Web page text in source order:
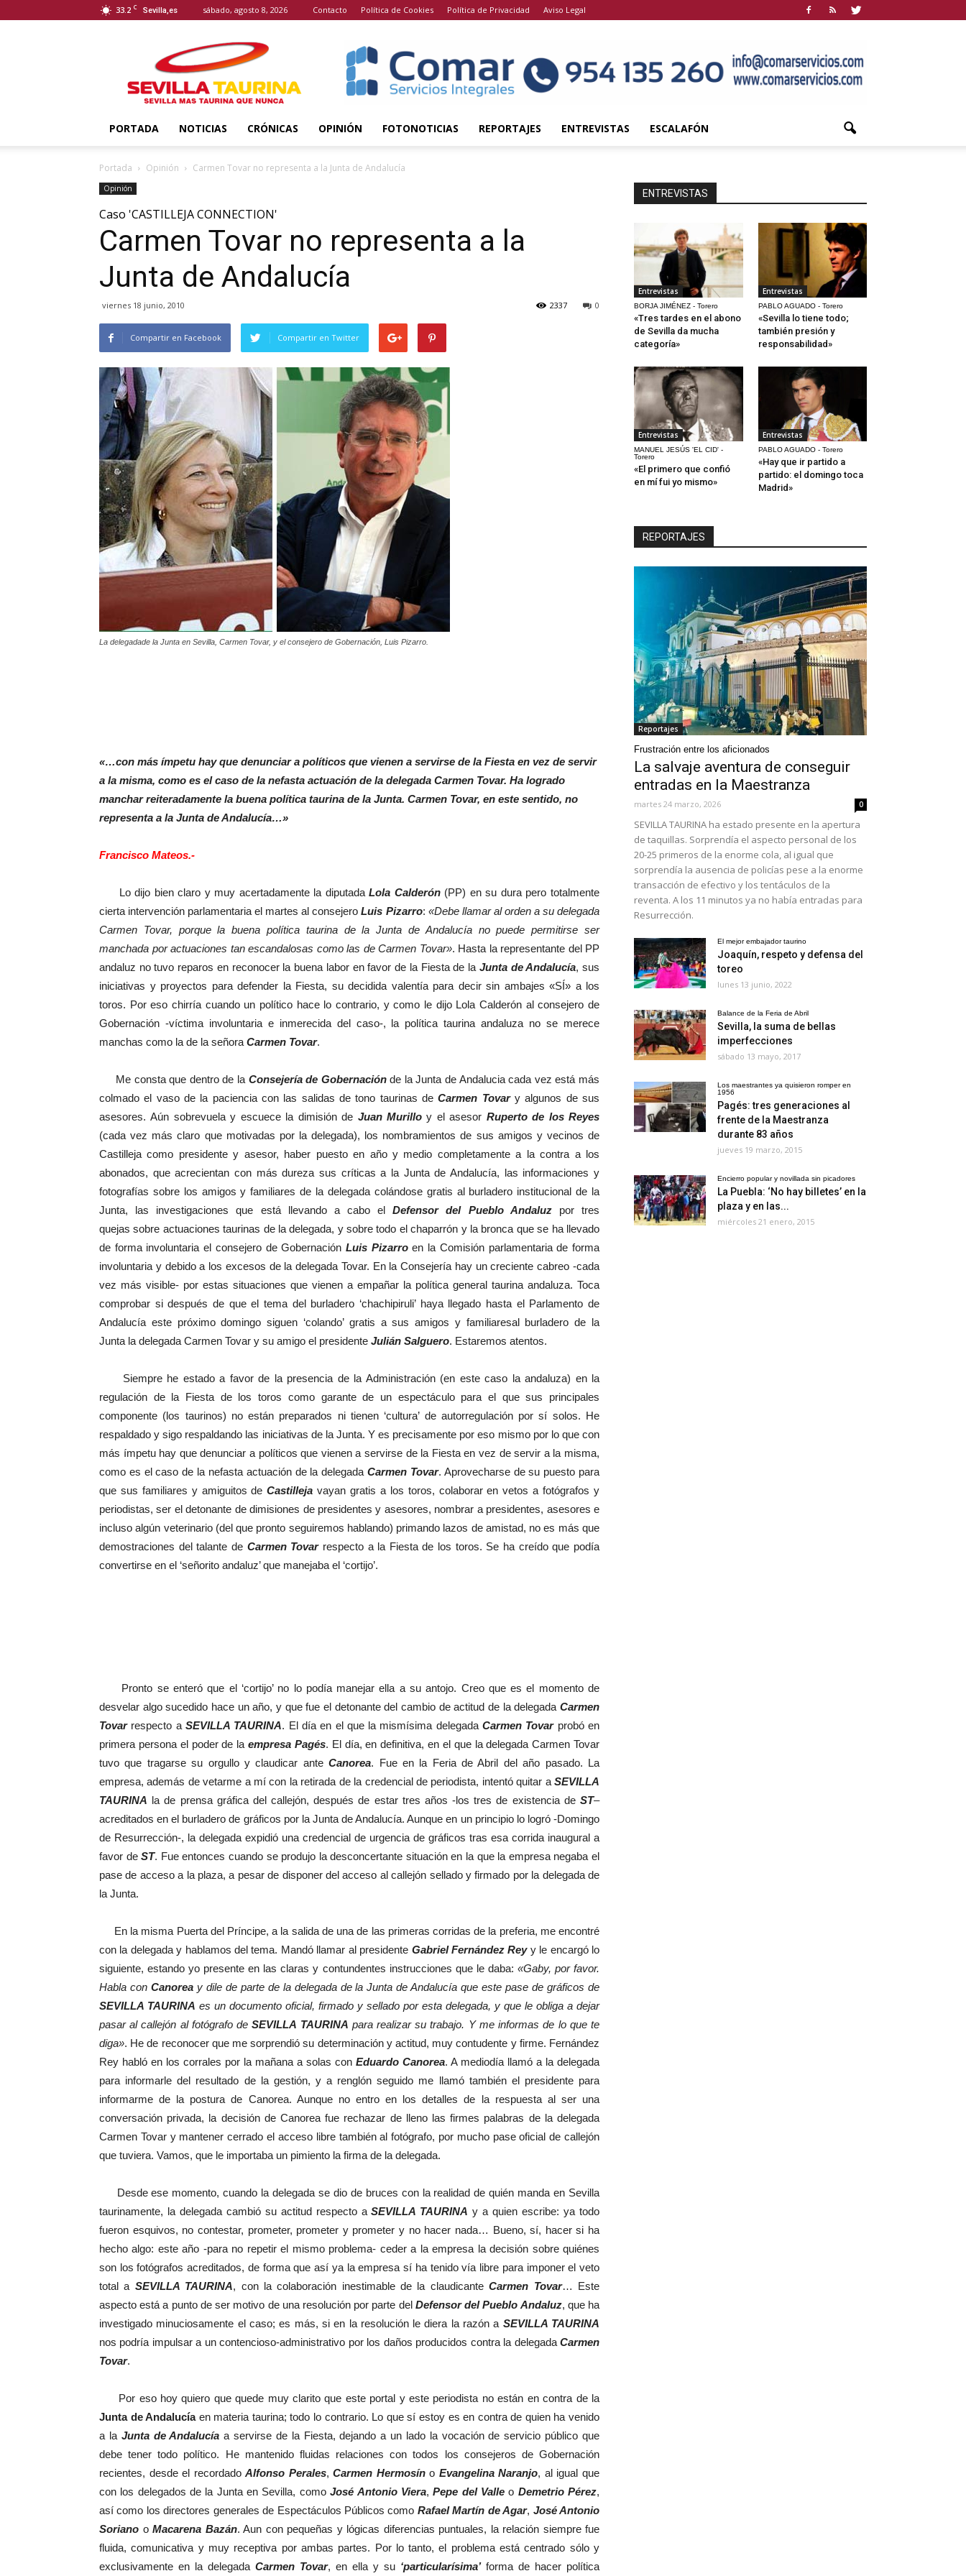
33.2 C Sevilla,es sábado, agosto 8, 2026 Contacto Política de Cookies Política de Privacidad Aviso Legal
Taurina
PORTADA NOTICIAS CRÓNICAS OPINIÓN FOTONOTICIAS REPORTAJES ENTREVISTAS ESCALAFÓN
Portada Opinión Carmen Tovar no representa a la Junta de Andalucía
Opinión
Caso 'CASTILLEJA CONNECTION'
Carmen Tovar no representa a la
Junta de Andalucía
viernes 18 junio, 2010 0
2337
Compartir en Facebook Compartir en Twitter
La delegadade la Junta en Sevilla, Carmen Tovar, y el consejero de Gobernación, Luis Pizarro.
«…con más ímpetu hay que denunciar a políticos que vienen a servirse de la Fiesta en vez de servir
a la misma, como es el caso de la nefasta actuación de la delegada Carmen Tovar. Ha logrado
manchar reiteradamente la buena política taurina de la Junta. Carmen Tovar, en este sentido, no
representa a la Junta de Andalucía…»
Francisco Mateos.-
Lo dijo bien claro y muy acertadamente la diputadaLola Calderón(PP) en su dura pero totalmente
cierta intervención parlamentaria el martes al consejeroLuis Pizarro: «Debe llamar al orden a su delegada
Carmen Tovar, porque la buena política taurina de la Junta de Andalucía no puede permitirse ser
manchada por actuaciones tan escandalosas como las de Carmen Tovar». Hasta la representante del PP
andaluz no tuvo reparos en reconocer la buena labor en favor de la Fiesta de la Junta de Andalucía, sus
iniciativas y proyectos para defender la Fiesta, su decidida valentía para decir sin ambajes «SÍ» a los
toros. Por eso chirría cuando un político hace lo contrario, y como le dijo Lola Calderón al consejero de
Gobernación -víctima involuntaria e inmerecida del caso-, la política taurina andaluza no se merece
manchas como la de la señora Carmen Tovar.
Me consta que dentro de la Consejería de Gobernaciónde la Junta de Andalucia cada vez está más
colmado el vaso de la paciencia con las salidas de tono taurinas deCarmen Tovary algunos de sus
asesores. Aún sobrevuela y escuece la dimisión de Juan Murilloy el asesor Ruperto de los Reyes
(cada vez más claro que motivadas por la delegada), los nombramientos de sus amigos y vecinos de
Castilleja como presidente y asesor, haber puesto en año y medio completamente a la contra a los
abonados, que acrecientan con más dureza sus críticas a la Junta de Andalucía, las informaciones y
fotografías sobre los amigos y familiares de la delegada colándose gratis al burladero institucional de la
Junta, las investigaciones que está llevando a cabo elDefensor del Pueblo Andaluzpor tres
quejas sobre actuaciones taurinas de la delegada, y sobre todo el chaparrón y la bronca que se ha llevado
de forma involuntaria el consejero de Gobernación Luis Pizarroen la Comisión parlamentaria de forma
involuntaria y debido a los excesos de la delegada Tovar. En la Consejería hay un creciente cabreo -cada
vez más visible- por estas situaciones que vienen a empañar la política general taurina andaluza. Toca
comprobar si después de que el tema del burladero ‘chachipiruli’ haya llegado hasta el Parlamento de
Andalucía este próximo domingo siguen ‘colando’ gratis a sus amigos y familiaresal burladero de la
Junta la delegada Carmen Tovar y su amigo el presidente Julián Salguero. Estaremos atentos.
Siempre he estado a favor de la presencia de la Administración (en este caso la andaluza) en la
regulación de la Fiesta de los toros como garante de un espectáculo para el que sus principales
componente (los taurinos) no están preparados ni tienen ‘cultura’ de autorregulación por sí solos. He
respaldado y sigo respaldando las iniciativas de la Junta. Y es precisamente por eso mismo por lo que con
más ímpetu hay que denunciar a políticos que vienen a servirse de la Fiesta en vez de servir a la misma,
como es el caso de la nefasta actuación de la delegadaCarmen Tovar. Aprovecharse de su puesto para
que sus familiares y amiguitos deCastilleja vayan gratis a los toros, colaborar en vetos a fotógrafos y
periodistas, ser el detonante de dimisiones de presidentes y asesores, nombrar a presidentes, asesores e
incluso algún veterinario (del que pronto seguiremos hablando) primando lazos de amistad, no es más que
demostraciones del talante de Carmen Tovarrespecto a la Fiesta de los toros. Se ha creído que podía
convertirse en el ‘señorito andaluz’ que manejaba el ‘cortijo’.
Pronto se enteró que el ‘cortijo’ no lo podía manejar ella a su antojo. Creo que es el momento de
desvelar algo sucedido hace un año, y que fue el detonante del cambio de actitud de la delegada Carmen
Tovarrespecto a SEVILLA TAURINA. El día en el que la mismísima delegadaCarmen Tovarprobó en
primera persona el poder de la empresa Pagés. El día, en definitiva, en el que la delegada Carmen Tovar
tuvo que tragarse su orgullo y claudicar anteCanorea. Fue en la Feria de Abril del año pasado. La
empresa, además de vetarme a mí con la retirada de la credencial de periodista, intentó quitar a SEVILLA
TAURINA la de prensa gráfica del callejón, después de estar tres años -los tres de existencia de ST–
acreditados en el burladero de gráficos por la Junta de Andalucía. Aunque en un principio lo logró -Domingo
de Resurrección-, la delegada expidió una credencial de urgencia de gráficos tras esa corrida inaugural a
favor deST. Fue entonces cuando se produjo la desconcertante situación en la que la empresa negaba el
pase de acceso a la plaza, a pesar de disponer del acceso al callejón sellado y firmado por la delegada de
la Junta.
En la misma Puerta del Príncipe, a la salida de una de las primeras corridas de la preferia, me encontré
con la delegada y hablamos del tema. Mandó llamar al presidente Gabriel Fernández Reyy le encargó lo
siguiente, estando yo presente en las claras y contundentes instrucciones que le daba: «Gaby, por favor.
Habla con Canoreay dile de parte de la delegada de la Junta de Andalucía que este pase de gráficos de
SEVILLA TAURINA es un documento oficial, firmado y sellado por esta delegada, y que le obliga a dejar
pasar al callejón al fotógrafo deSEVILLA TAURINA para realizar su trabajo. Y me informas de lo que te
diga». He de reconocer que me sorprendió su determinación y actitud, muy contudente y firme. Fernández
Rey habló en los corrales por la mañana a solas con Eduardo Canorea. A mediodía llamó a la delegada
para informarle del resultado de la gestión, y a renglón seguido me llamó también el presidente para
informarme de la postura de Canorea. Aunque no entro en los detalles de la respuesta al ser una
conversación privada, la decisión de Canorea fue rechazar de lleno las firmes palabras de la delegada
Carmen Tovar y mantener cerrado el acceso libre también al fotógrafo, por mucho pase oficial de callejón
que tuviera. Vamos, que le importaba un pimiento la firma de la delegada.
Desde ese momento, cuando la delegada se dio de bruces con la realidad de quién manda en Sevilla
taurinamente, la delegada cambió su actitud respecto aSEVILLA TAURINA y a quien escribe: ya todo
fueron esquivos, no contestar, prometer, prometer y prometer y no hacer nada… Bueno, sí, hacer si ha
hecho algo: este año -para no repetir el mismo problema- ceder a la empresa la decisión sobre quiénes
son los fotógrafos acreditados, de forma que así ya la empresa sí ha tenido vía libre para imponer el veto
total a SEVILLA TAURINA, con la colaboración inestimable de la claudicanteCarmen Tovar… Este
aspecto está a punto de ser motivo de una resolución por parte del Defensor del Pueblo Andaluz, que ha
investigado minuciosamente el caso; es más, si en la resolución le diera la razón a SEVILLA TAURINA
nos podría impulsar a un contencioso-administrativo por los daños producidos contra la delegada Carmen
Tovar.
Por eso hoy quiero que quede muy clarito que este portal y este periodista no están en contra de la
Junta de Andalucíaen materia taurina; todo lo contrario. Lo que sí estoy es en contra de quien ha venido
a la Junta de Andalucía a servirse de la Fiesta, dejando a un lado la vocación de servicio público que
debe tener todo político. He mantenido fluidas relaciones con todos los consejeros de Gobernación
recientes, desde el recordadoAlfonso Perales,Carmen Hermosíno Evangelina Naranjo, al igual que
con los delegados de la Junta en Sevilla, comoJosé Antonio Viera,Pepe del Valleo Demetrio Pérez,
así como los directores generales de Espectáculos Públicos como Rafael Martín de Agar, José Antonio
Soriano o Macarena Bazán. Aun con pequeñas y lógicas diferencias puntuales, la relación siempre fue
fluida, comunicativa y muy receptiva por ambas partes. Por lo tanto, el problema está centrado sólo y
exclusivamente en la delegada Carmen Tovar, en ella y su ‘particularísima’forma de hacer política
ENTREVISTAS
Entrevistas
BORJA JIMÉNEZ - Torero
«Tres tardes en el abono
de Sevilla da mucha
categoría»
Entrevistas
PABLO AGUADO - Torero
«Sevilla lo tiene todo;
también presión y
responsabilidad»
Entrevistas
MANUEL JESÚS 'EL CID' -
Torero
«El primero que confió
en mí fui yo mismo»
Entrevistas
PABLO AGUADO - Torero
«Hay que ir partido a
partido: el domingo toca
Madrid»
REPORTAJES
Reportajes
Frustración entre los aficionados
La salvaje aventura de conseguir
entradas en la Maestranza
martes 24 marzo, 2026 0
SEVILLA TAURINA ha estado presente en la apertura
de taquillas. Sorprendía el aspecto personal de los
20-25 primeros de la enorme cola, al igual que
sorprendía la ausencia de policías pese a la enorme
transacción de efectivo y los tentáculos de la
reventa. A los 11 minutos ya no había entradas para
Resurrección.
El mejor embajador taurino
Joaquín, respeto y defensa del
toreo
lunes 13 junio, 2022
Balance de la Feria de Abril
Sevilla, la suma de bellas
imperfecciones
sábado 13 mayo, 2017
Los maestrantes ya quisieron romper en
1956
Pagés: tres generaciones al
frente de la Maestranza
durante 83 años
jueves 19 marzo, 2015
Encierro popular y novillada sin picadores
La Puebla: ‘No hay billetes’ en la
plaza y en las...
miércoles 21 enero, 2015